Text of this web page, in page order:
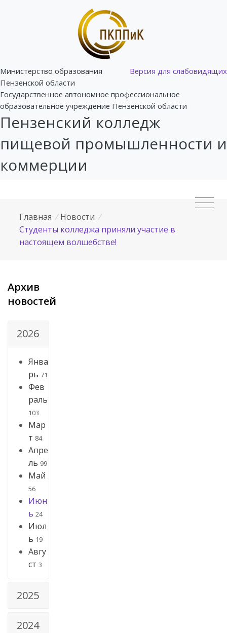
Версия для слабовидящих
Министерство образования
Пензенской области
Государственное автономное профессиональное
образовательное учреждение Пензенской области
Пензенский колледж
пищевой промышленности и
коммерции
Главная / Новости /
Студенты колледжа приняли участие в
настоящем волшебстве!
Архив
новостей
2026
Янва
рь 71
Фев
раль
103
Мар
т 84
Апре
ль 99
Май
56
Июн
ь 24
Июл
ь 19
Авгу
ст 3
2025
2024